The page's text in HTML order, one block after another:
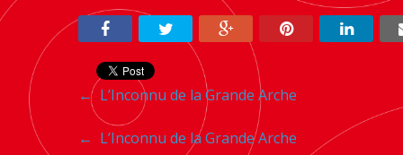
Navigation
entre
←L’Inconnu de la Grande Arche
Navigation
← L’Inconnu de la Grande Arche